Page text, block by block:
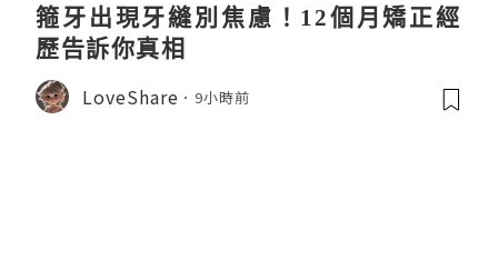
箍牙出現牙縫別焦慮！12個月矯正經
歷告訴你真相
LoveShare 9小時前